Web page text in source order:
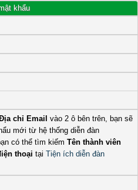
khẩu
chỉ Email vào 2 ô bên trên, bạn sẽ
mới từ hệ thống diễn đàn
có thể tìm kiếm Tên thành viên
thoại tại Tiện ích diễn đàn